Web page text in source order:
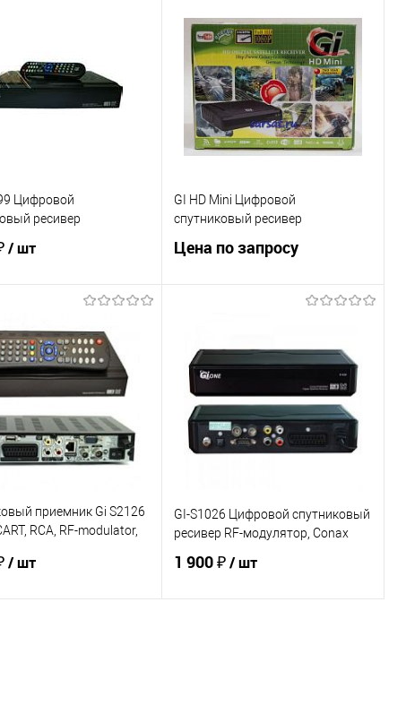
Под заказ
Купить в 1 клик
К сравнению
В избранное
Под заказ
Цифровой
ресивер
/ шт
в 1 клик
К сравнению
Под заказ
GI HD Mini Цифровой
спутниковый ресивер
Цена по запросу
Купить в 1 клик
К сравнению
В избранное
В наличии
приемник Gi S2126
RCA, RF-modulator,
/ шт
GI-S1026 Цифровой спутниковый
ресивер RF-модулятор, Conax
1 900 ₽/ шт